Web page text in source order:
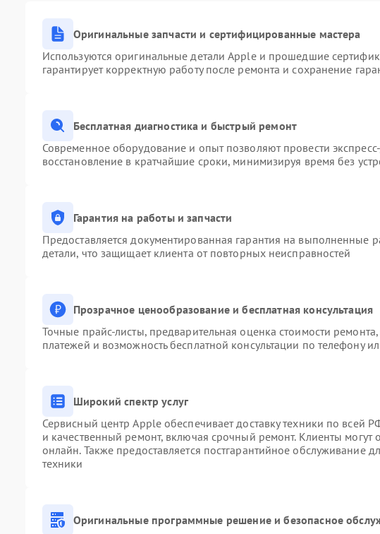
Оригинальные запчасти и сертифицированные мастера
Используются оригинальные детали Apple и прошедшие
гарантирует корректную работу после ремонта и сохранение
Бесплатная диагностика и быстрый ремонт
Современное оборудование и опыт позволяют провести
восстановление в кратчайшие сроки, минимизируя время без
Гарантия на работы и запчасти
Предоставляется документированная гарантия на выполненные
детали, что защищает клиента от повторных неисправностей
Прозрачное ценообразование и бесплатная консультация
Точные прайс-листы, предварительная оценка стоимости ремонта,
платежей и возможность бесплатной консультации по телефону
Широкий спектр услуг
Сервисный центр Apple обеспечивает доставку техники по всей
и качественный ремонт, включая срочный ремонт. Клиенты могут
онлайн. Также предоставляется постгарантийное обслуживание
техники
Оригинальные программные решение и безопасное